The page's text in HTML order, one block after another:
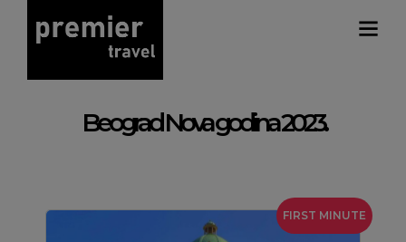
Beograd Nova godina 2023.
FIRST MINUTE